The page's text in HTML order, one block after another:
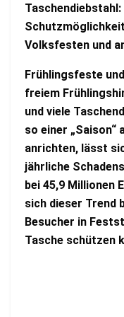
Volksfesten und
Frühlingsfeste
freiem
und viele
so einer „Saison“
anrichten, lässt
jährliche
bei 45,9 Millionen
sich dieser Trend
Besucher in
Tasche schützen